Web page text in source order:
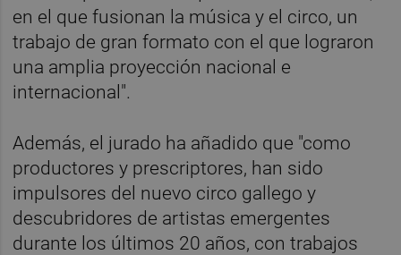
en el que fusionan la música y el circo, un
trabajo de gran formato con el que lograron
una amplia proyección nacional e
internacional".
Además, el jurado ha añadido que "como
productores y prescriptores, han sido
impulsores del nuevo circo gallego y
descubridores de artistas emergentes
durante los últimos 20 años, con trabajos